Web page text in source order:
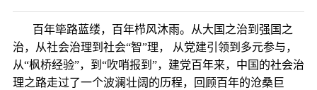
百年筚路蓝缕，百年栉风沐雨。从大国之治到强国之
治，从社会治理到社会“智”理， 从党建引领到多元参与，
从“枫桥经验”，到“吹哨报到”，建党百年来，中国的社会治
理之路走过了一个波澜壮阔的历程，回顾百年的沧桑巨